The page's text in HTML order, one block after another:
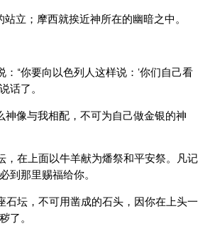
立；摩西就挨近神所在的幽暗之中。
：“你要向以色列人这样说：‘你们自己看
话了。
神像与我相配，不可为自己做金银的神
，在上面以牛羊献为燔祭和平安祭。凡记
到那里赐福给你。
石坛，不可用凿成的石头，因你在上头一
了。